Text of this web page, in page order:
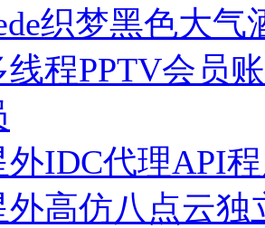
织梦黑色大气
线程PPTV会员
外IDC代理API
外高仿八点云独